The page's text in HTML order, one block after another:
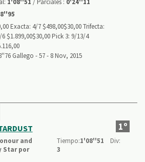
Exacta: 4/7 $498,00$30,00 Trifecta:
$1.899,00$30,00 Pick 3: 9/13/4
Gallego - 57 - 8 Nov, 2015
1º
and
Star por
Tiempo:1'08''51
Div:
3